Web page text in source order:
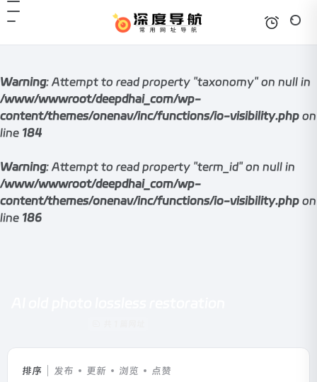
Warning: Attempt to read property "taxonomy" on null in
/www/wwwroot/deepdhai_com/wp-
content/themes/onenav/inc/functions/io-visibility.php on
line 184
Warning: Attempt to read property "term_id" on null in
/www/wwwroot/deepdhai_com/wp-
content/themes/onenav/inc/functions/io-visibility.php on
line 186
排序 发布 更新 浏览 点赞